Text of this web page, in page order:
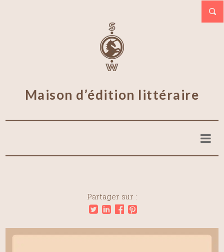
Maison d’édition littéraire
Partager sur :